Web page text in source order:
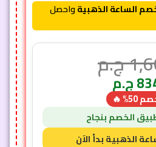
الساعة الذهبيةواحصل
ج.م
ج.م
50% 🔥